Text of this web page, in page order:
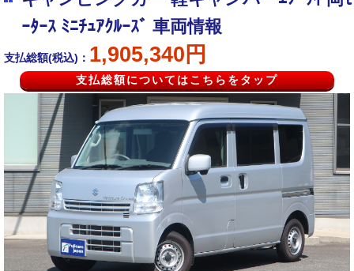
ｰﾀｰｽ ﾐﾆﾁｭｱｸﾙｰｽﾞ 車両情報
支払総額(税込)： 1,905,340円
支払総額についてはこちらをタップ